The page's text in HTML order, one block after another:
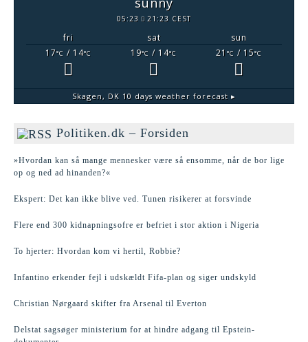
05:23 21:23 CEST
fri sat
sun
17°C / 14°C 19°C / 14°C 21°C / 15°C
Skagen, DK 10 days weather forecast ▸
Politiken.dk – Forsiden
»Hvordan kan så mange mennesker være så ensomme, når de bor lige
op og ned ad hinanden?«
Ekspert: Det kan ikke blive ved. Tunen risikerer at forsvinde
Flere end 300 kidnapningsofre er befriet i stor aktion i Nigeria
To hjerter: Hvordan kom vi hertil, Robbie?
Infantino erkender fejl i udskældt Fifa-plan og siger undskyld
Christian Nørgaard skifter fra Arsenal til Everton
Delstat sagsøger ministerium for at hindre adgang til Epstein-